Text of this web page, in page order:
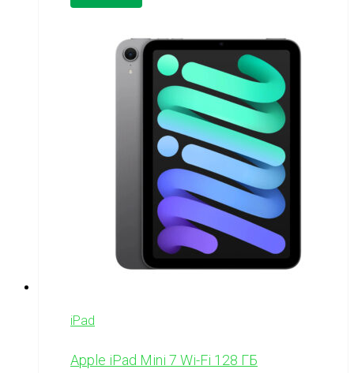
iPad
Apple iPad Mini 7 Wi-Fi 128 ГБ